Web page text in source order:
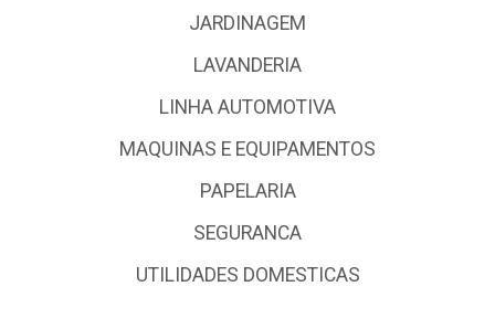
JARDINAGEM
LAVANDERIA
LINHA AUTOMOTIVA
MAQUINAS E EQUIPAMENTOS
PAPELARIA
SEGURANCA
UTILIDADES DOMESTICAS